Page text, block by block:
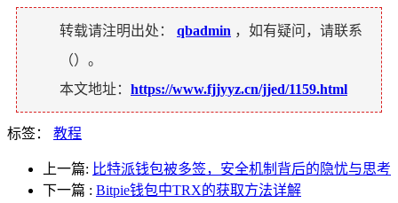
转载请注明出处： qbadmin ，如有疑问，请联系
（）。
本文地址： https://www.fjjyyz.cn/jjed/1159.html
标签： 教程
上一篇: 比特派钱包被多签，安全机制背后的隐忧与思考
下一篇 : Bitpie钱包中TRX的获取方法详解